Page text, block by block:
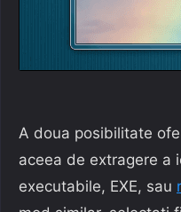
A doua posibilitate
aceea de extragere a
executabile, EXE, sau